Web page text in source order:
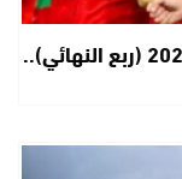
كأس أمم إفريقيا للسيدات – المغرب 2026 (ربع النهائي)..